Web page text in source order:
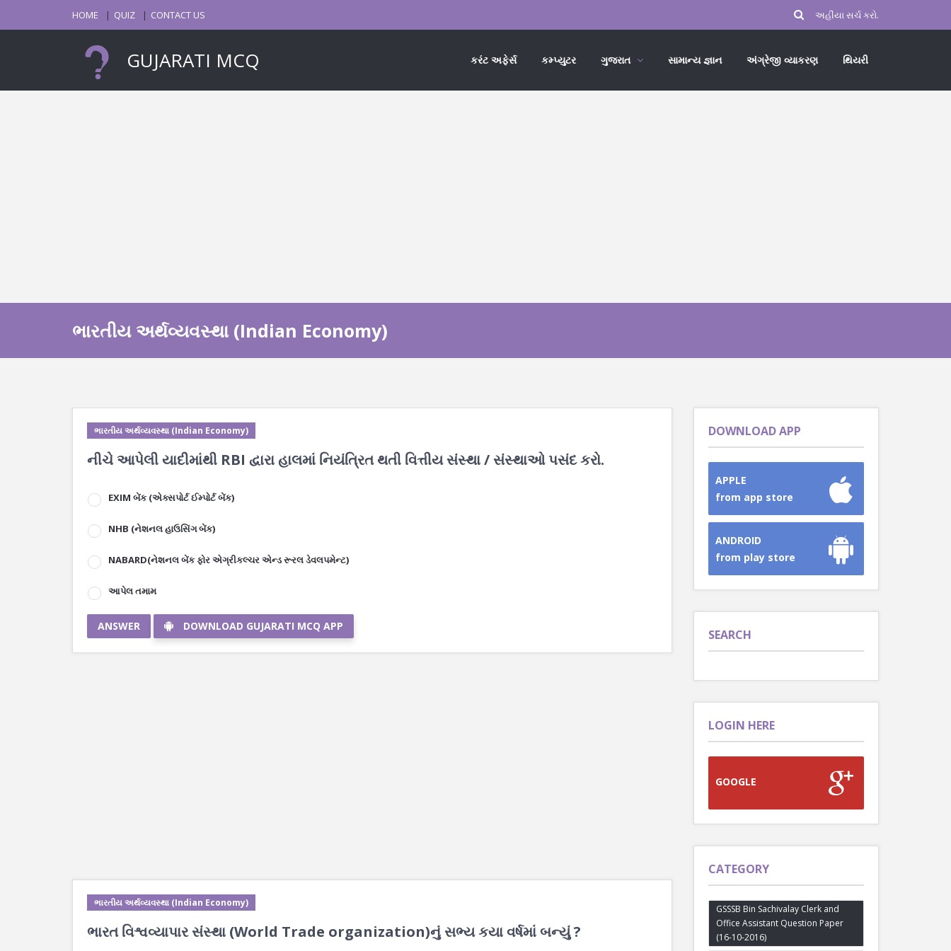
HOME QUIZ CONTACT US
GUJARATI MCQ કરંટ અફેર્સ કમ્પ્યુટર ગુજરાત સામાન્ય જ્ઞાન અંગ્રેજી વ્યાકરણ થિયરી
ભારતીય અર્થવ્યવસ્થા (Indian Economy)
ભારતીય અર્થવ્યવસ્થા (Indian Economy)
નીચે આપેલી યાદીમાંથી RBI દ્વારા હાલમાં નિયંત્રિત થતી વિત્તીય સંસ્થા / સંસ્થાઓ પસંદ કરો.
EXIM બેંક (એક્સપોર્ટ ઈમ્પોર્ટ બેંક)
NHB (નેશનલ હાઉસિંગ બેંક)
NABARD(નેશનલ બેંક ફોર એગ્રીકલ્ચર એન્ડ રૂરલ ડેવલપમેન્ટ)
આપેલ તમામ
ANSWER DOWNLOAD GUJARATI MCQ APP
ભારતીય અર્થવ્યવસ્થા (Indian Economy)
ભારત વિશ્વવ્યાપાર સંસ્થા (World Trade organization)નું સભ્ય કયા વર્ષમાં બન્યું ?
DOWNLOAD APP
APPLE
from app store
ANDROID
from play store
SEARCH
LOGIN HERE
GOOGLE
CATEGORY
GSSSB Bin Sachivalay Clerk and
Office Assistant Question Paper
(16-10-2016)